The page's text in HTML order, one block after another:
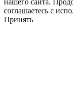
нашего сайта.
соглашаетесь с
Принять